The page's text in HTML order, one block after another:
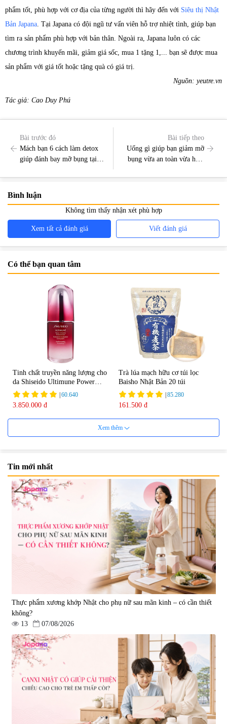
phẩm tốt, phù hợp với cơ địa của từng người thì hãy đến với Siêu thị Nhật
Bản Japana . Tại Japana có đội ngũ tư vấn viên hỗ trợ nhiệt tình, giúp bạn
tìm ra sản phẩm phù hợp với bản thân. Ngoài ra, Japana luôn có các
chương trình khuyến mãi, giảm giá sốc, mua 1 tặng 1,... bạn sẽ được mua
sản phẩm với giá tốt hoặc tặng quà có giá trị.
Nguồn: yeutre.vn
Tác giả: Cao Duy Phú
Bài trước đó
Mách bạn 6 cách làm detox
giúp đánh bay mỡ bụng tại
Bài tiếp theo
Uống gì giúp bạn giảm mỡ
bụng vừa an toàn vừa hiệu
Bình luận
Không tìm thấy nhận xét phù hợp
Xem tất cả đánh giá Viết đánh giá
Có thể bạn quan tâm
Tinh chất truyền năng lượng cho
da Shiseido Ultimune Power
75ml
|60.640
3.850.000 đ
Trà lúa mạch hữu cơ túi lọc
Baisho Nhật Bản 20 túi
|85.280
161.500 đ
Viên uống bổ não Ribeto Shoji
| 57.920
1.450.000 đ
Viên nang uống cải thiện thị lực,
trí nhớ DHA + EPA + Flaxseed
Oil 30 viên/gói - Date 02/2027
|52.346
225.000 đ
Tẩy tế bào chết Nichiei Bussan
Nano NMN+ Peeling Gel
Luxury 200g
1.490.000 đ
Viên uống hỗ trợ bền thành
mạch, ngừa tai biến Elastin Plus
& Nattokinase Hokoen 80 viên
|0
980.000 đ
Xem thêm
Tin mới nhất
Thực phẩm xương khớp Nhật cho phụ nữ sau mãn kinh – có cần thiết
không?
13
07/08/2026